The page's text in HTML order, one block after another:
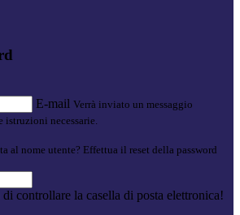
E-mail Verrà inviato un messaggio
necessarie.
al nome utente? Effettua il reset della password
controllare la casella di posta elettronica!